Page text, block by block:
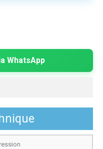
WhatsApp